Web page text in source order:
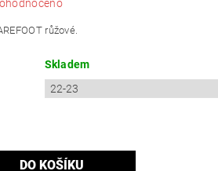
růžové.
Skladem